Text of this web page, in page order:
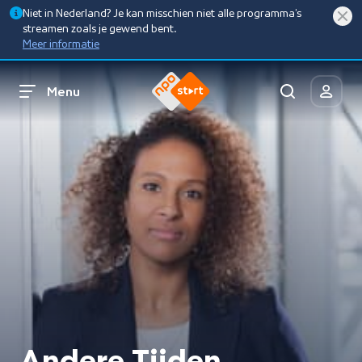
Niet in Nederland? Je kan misschien niet alle programma’s
streamen zoals je gewend bent.
Meer informatie
Menu